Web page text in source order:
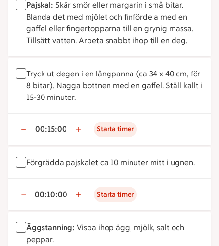
Pajskal: Skär smör eller margarin i små bitar.
Blanda det med mjölet och finfördela med en
gaffel eller fingertopparna till en grynig massa.
Tillsätt vatten. Arbeta snabbt ihop till en deg.
Tryck ut degen i en långpanna (ca 34 x 40 cm, för
8 bitar). Nagga bottnen med en gaffel. Ställ kallt i
15-30 minuter.
00:15:00 Starta timer
Förgrädda pajskalet ca 10 minuter mitt i ugnen.
00:10:00 Starta timer
Äggstanning: Vispa ihop ägg, mjölk, salt och
peppar.